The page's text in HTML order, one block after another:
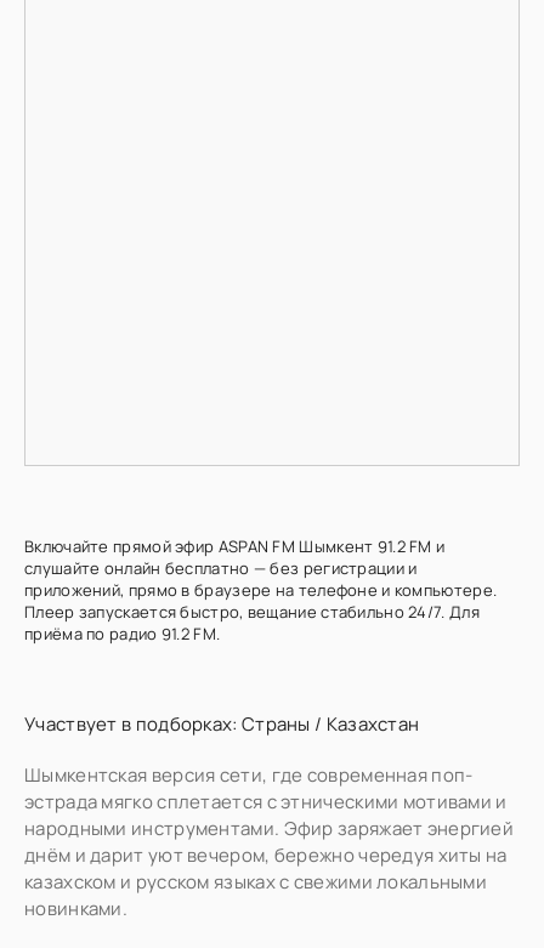
Включайте прямой эфир ASPAN FM Шымкент 91.2 FM и
слушайте онлайн бесплатно — без регистрации и
приложений, прямо в браузере на телефоне и компьютере.
Плеер запускается быстро, вещание стабильно 24/7. Для
приёма по радио 91.2 FM.
Участвует в подборках: Страны / Казахстан
Шымкентская версия сети, где современная поп-
эстрада мягко сплетается с этническими мотивами и
народными инструментами. Эфир заряжает энергией
днём и дарит уют вечером, бережно чередуя хиты на
казахском и русском языках с свежими локальными
новинками.